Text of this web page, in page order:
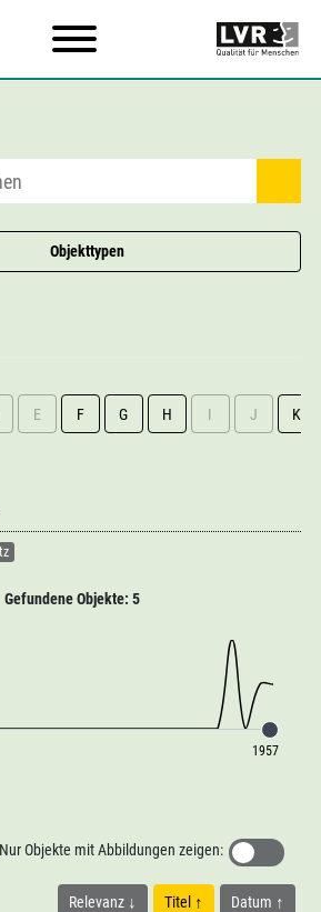
Objekttypen
Gefundene Objekte: 5
1957
Relevanz Titel Datum
Nur Objekte mit Abbildungen zeigen:
E F G H I J K